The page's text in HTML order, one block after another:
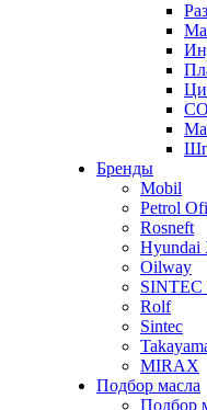
Бренды
Mobil
Petrol
Rosneft
Hyundai
Oilway
SINTEC
Rolf
Sintec
MIRAX
Подбор масла
Подбор